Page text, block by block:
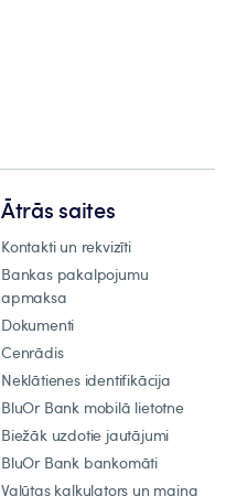
Ātrās saites
Kontakti un rekvizīti
Bankas pakalpojumu
apmaksa
Dokumenti
Cenrādis
Neklātienes identifikācija
BluOr Bank mobilā lietotne
Biežāk uzdotie jautājumi
BluOr Bank bankomāti
Valūtas kalkulators un maiņa